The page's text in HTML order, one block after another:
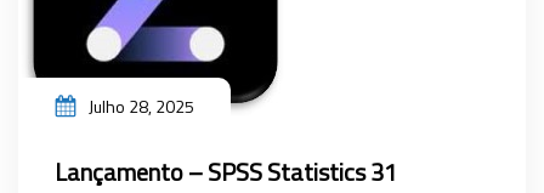
Julho 28, 2025
Lançamento – SPSS Statistics 31